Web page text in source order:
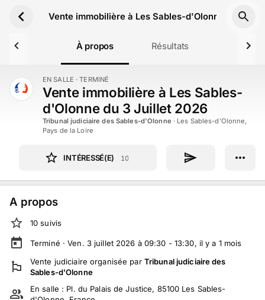
Vente immobilière à Les Sables-d'Olonne du 3
À propos Résultats
TERMINÉ EN SALLE · TERMINÉ
Vente immobilière à Les Sables-
d'Olonne du 3 Juillet 2026
Tribunal judiciaire des Sables-d'Olonne · Les Sables-d'Olonne,
Pays de la Loire
INTÉRESSÉ(E) 10
A propos
10 suivis
Terminé ·Ven. 3 juillet 2026 à 09:30 - 13:30, il y a 1 mois
Vente judiciaire organisée par Tribunal judiciaire des
Sables-d'Olonne
En salle : Pl. du Palais de Justice, 85100 Les Sables-